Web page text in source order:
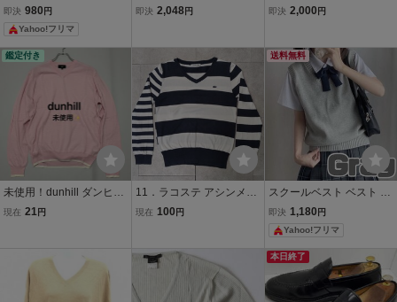
マーベスト ベージュ 薄
手 Vネック 夏 秋サマ
即決 980 円
Yahoo!フリマ
OOD RANCH MARKET
レー 綿100% 薄手セータ
ー | ★
即決 2,048円
プラス コットン×ペーパ
バー メンズ (L) グリーン
系 ●e-724
即決 2,000 円
鑑定付き
未使用！dunhill ダンヒル
【大人上品】Lサイズ V
現在 21 円
11．ラコステ アシンメト
リー ボーダー柄 ギミック
トン ニット セーター LAC
OSTE x403
現在 100 円
送料無料
スクールベスト ベスト 薄
手 ニット Ｖネック 女子
制服 高校 通学 コスプレ
グレー ベスト Vネックセ
ーター 夏
即決 1,180 円
Yahoo!フリマ
本日終了